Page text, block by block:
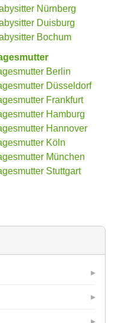
Nürnberg
Duisburg
Bochum
Berlin
Düsseldorf
Frankfurt
Hamburg
Hannover
Köln
München
Stuttgart